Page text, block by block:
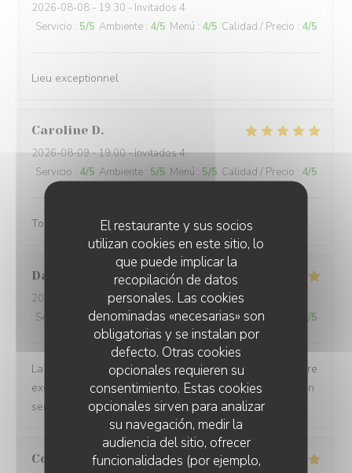
El restaurante y sus socios
utilizan cookies en este sitio, lo
que puede implicar la
recopilación de datos
personales. Las cookies
denominadas «necesarias» son
obligatorias y se instalan por
defecto. Otras cookies
opcionales requieren su
consentimiento. Estas cookies
opcionales sirven para analizar
su navegación, medir la
audiencia del sitio, ofrecer
funcionalidades (por ejemplo,
2026-08-08 - 19:30 - Invitados 4
Servicio : 5/5 Ambiente : 4/5 Menú : 4/5 Calidad / Precio : 4/5
Lieu exceptionnel
Caroline D
2026-08-09- 19:00 - Invitados 4
Servicio : 4/5 Ambiente : 5/5 Menú : 5/5 Calidad / Precio : 4/5
Toujours tres bon moment dans votre restaurant.
Damien
2026-08-09
- 19:30 - Invitados 6
Servicio
/5 Ambiente:5/5 Menú:5/5 Calidad / Precio /5
La cuisine est toujours aussi bonne et cela dans un cadre
exceptionnel. À noter que nous avons aussi été très bien
servis.
Coralie M